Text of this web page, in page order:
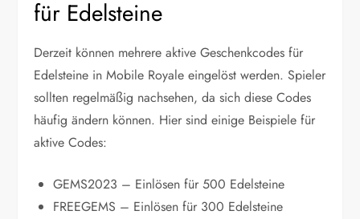
für Edelsteine
Derzeit können mehrere aktive Geschenkcodes für
Edelsteine in Mobile Royale eingelöst werden. Spieler
sollten regelmäßig nachsehen, da sich diese Codes
häufig ändern können. Hier sind einige Beispiele für
aktive Codes:
GEMS2023 – Einlösen für 500 Edelsteine
FREEGEMS – Einlösen für 300 Edelsteine